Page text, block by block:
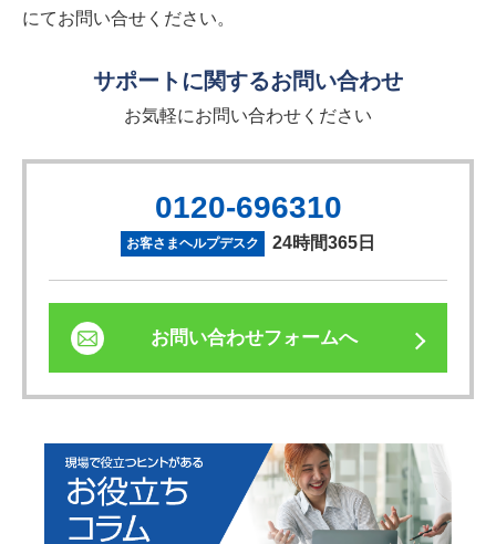
にてお問い合せください。
サポートに関するお問い合わせ
お気軽にお問い合わせください
0120-696310
お客さまヘルプデスク 24時間365日
お問い合わせフォームへ